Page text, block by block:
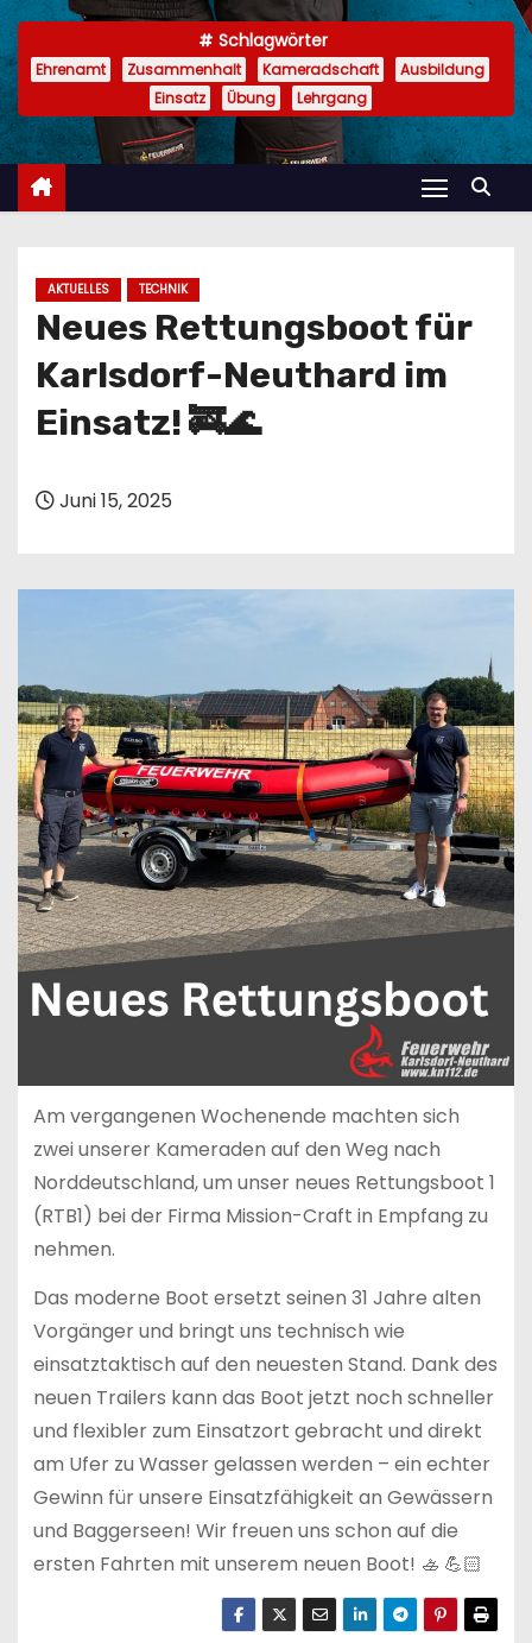
n
Schlagwörter
Ehrenamt Zusammenhalt Kameradschaft
Ausbildung
Einsatz
Übung Lehrgang
AKTUELLES TECHNIK
Neues Rettungsboot für
Karlsdorf-Neuthard im
Einsatz! 🚒🌊
Juni 15, 2025
Am vergangenen Wochenende machten sich
zwei unserer Kameraden auf den Weg nach
Norddeutschland, um unser neues Rettungsboot 1
(RTB1) bei der Firma Mission-Craft in Empfang zu
nehmen.
Das moderne Boot ersetzt seinen 31 Jahre alten
Vorgänger und bringt uns technisch wie
einsatztaktisch auf den neuesten Stand. Dank des
neuen Trailers kann das Boot jetzt noch schneller
und flexibler zum Einsatzort gebracht und direkt
am Ufer zu Wasser gelassen werden – ein echter
Gewinn für unsere Einsatzfähigkeit an Gewässern
und Baggerseen! Wir freuen uns schon auf die
ersten Fahrten mit unserem neuen Boot! 🚣 💪🏻